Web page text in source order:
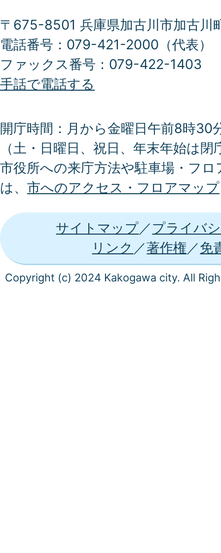
〒675-8501 兵庫県加古川市加古川
電話番号：079-421-2000（代表）
ファックス番号：079-422-1403
手話で電話する
開庁時間：月から金曜日午前8時30
（土・日曜日、祝日、年末年始は閉
市役所への来庁方法や駐車場・フ
は、 市へのアクセス・フロアマップ
サイトマップ
プライバ
リンク
著作権 免
Copyright (c) 2024 Kakogawa city. All